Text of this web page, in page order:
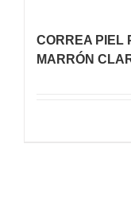
CORREA PIEL
MARRÓN